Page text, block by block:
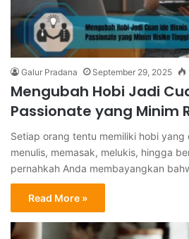
Galur Pradana September 29, 2025
Mengubah Hobi Jadi
Passionate yang Minim
Setiap orang tentu memiliki hobi yang
menulis, memasak, melukis, hingga
pernahkah Anda membayangkan
Read More »